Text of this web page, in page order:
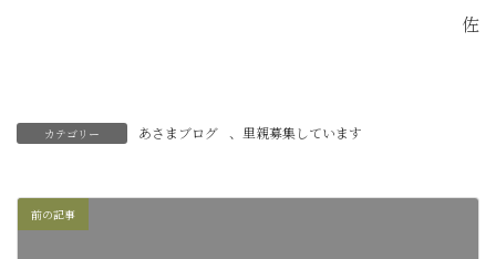
佐
カテゴリー あさまブログ 、 里親募集しています
前の記事